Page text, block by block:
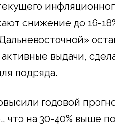
снижение до 16-
выдачи,
подряда.
годовой
что на 30-40% выше